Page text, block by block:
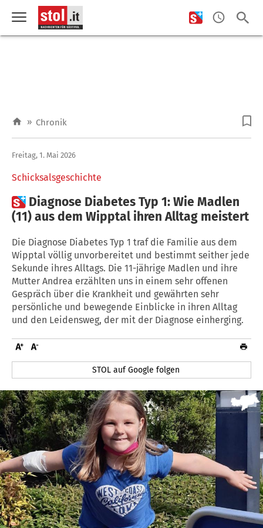
» Chronik
Schicksalsgeschichte
Freitag, 1. Mai 2026
 Diagnose Diabetes Typ 1: Wie Madlen
(11) aus dem Wipptal ihren Alltag meistert
Die Diagnose Diabetes Typ 1 traf die Familie aus dem
Wipptal völlig unvorbereitet und bestimmt seither jede
Sekunde ihres Alltags. Die 11-jährige Madlen und ihre
Mutter Andrea erzählten uns in einem sehr offenen
Gespräch über die Krankheit und gewährten sehr
persönliche und bewegende Einblicke in ihren Alltag
und den Leidensweg, der mit der Diagnose einherging.
STOL auf Google folgen